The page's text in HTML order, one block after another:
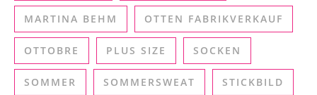
MARTINA BEHM OTTEN FABRIKVERKAUF
OTTOBRE PLUS SIZE SOCKEN
SOMMER SOMMERSWEAT STICKBILD